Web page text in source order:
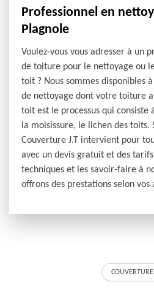
Professionnel en
Plagnole
Voulez-vous vous adresser à un
de toiture pour le nettoyage ou
toit ? Nous sommes disponibles
de nettoyage dont votre toiture
toit est le processus qui consiste
la moisissure, le lichen des toits.
Couverture J.T intervient pour
avec un devis gratuit et des
techniques et les savoir-faire à
offrons des prestations selon vos
COUVERTURE